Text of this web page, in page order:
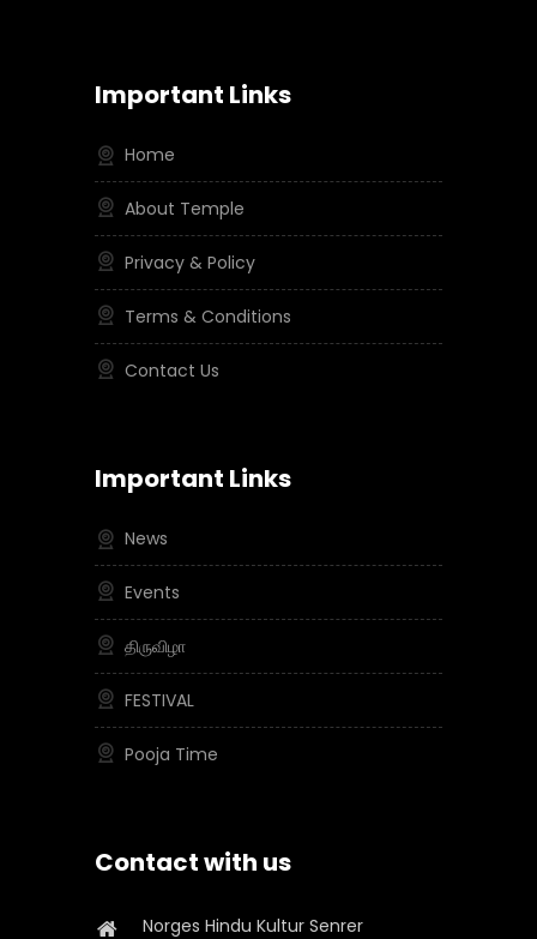
Important Links
Home
About Temple
Privacy & Policy
Terms & Conditions
Contact Us
Important Links
News
Events
திருவிழா
FESTIVAL
Pooja Time
Contact with us
Norges Hindu Kultur Senrer